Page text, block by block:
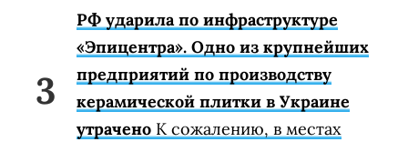
РФ ударила по инфраструктуре
«Эпицентра». Одно из крупнейших
предприятий по производству
керамической плитки в Украине
утрачено К сожалению, в местах